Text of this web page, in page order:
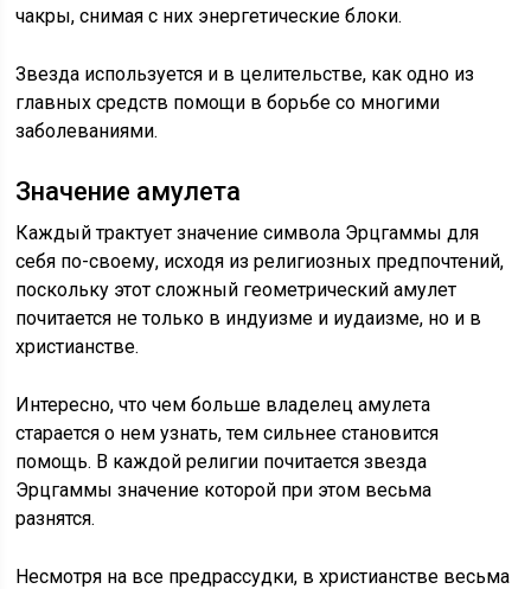
чакры, снимая с них энергетические блоки.
Звезда используется и в целительстве, как одно из
главных средств помощи в борьбе со многими
заболеваниями.
Значение амулета
Каждый трактует значение символа Эрцгаммы для
себя по-своему, исходя из религиозных предпочтений,
поскольку этот сложный геометрический амулет
почитается не только в индуизме и иудаизме, но и в
христианстве.
Интересно, что чем больше владелец амулета
старается о нем узнать, тем сильнее становится
помощь. В каждой религии почитается звезда
Эрцгаммы значение которой при этом весьма
разнятся.
Несмотря на все предрассудки, в христианстве весьма